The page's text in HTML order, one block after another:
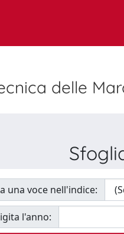
delle
una voce nell'indice:
l'anno: